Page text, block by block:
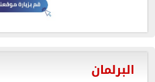
البرلمان